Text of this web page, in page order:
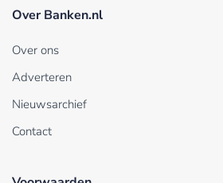
Over Banken.nl
Over ons
Adverteren
Nieuwsarchief
Contact